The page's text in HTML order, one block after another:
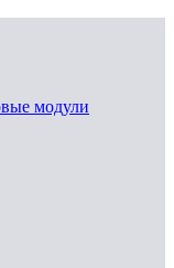
модули